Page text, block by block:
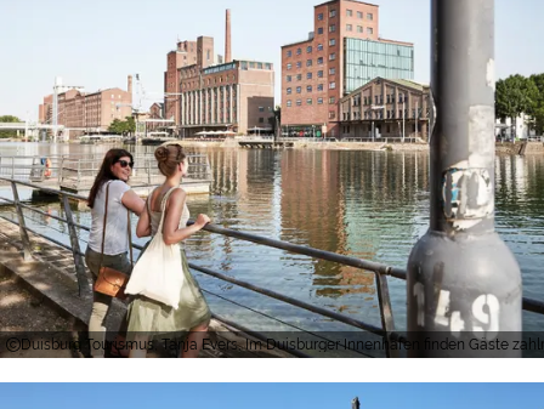
Duisburg Tourismus, Tanja Evers, Im Duisburger Innenhafen finden Gäste